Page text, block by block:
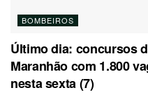
BOMBEIROS
Último dia: concursos
Maranhão com 1.800
nesta sexta (7)